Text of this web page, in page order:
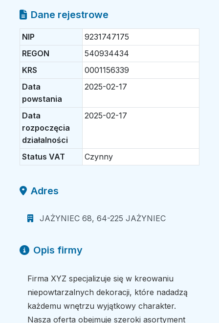
Dane rejestrowe
NIP
9231747175
REGON
540934434
KRS
0001156339
Data
powstania
2025-02-17
Data
rozpoczęcia
działalności
2025-02-17
Status VAT Czynny
Adres
JAŻYNIEC 68, 64-225 JAŻYNIEC
Opis firmy
Firma XYZ specjalizuje się w kreowaniu
niepowtarzalnych dekoracji, które nadadzą
każdemu wnętrzu wyjątkowy charakter.
Nasza oferta obejmuje szeroki asortyment